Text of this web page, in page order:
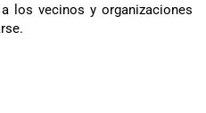
los vecinos y organizaciones